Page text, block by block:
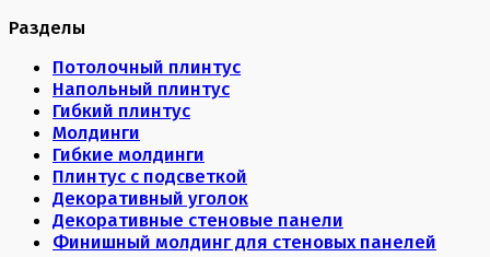
Разделы
Потолочный плинтус
Напольный плинтус
Гибкий плинтус
Молдинги
Гибкие молдинги
Плинтус с подсветкой
Декоративный уголок
Декоративные стеновые панели
Финишный молдинг для стеновых панелей